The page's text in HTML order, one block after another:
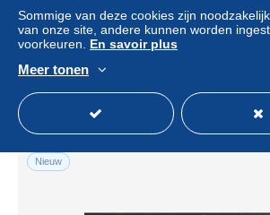
1893. Italian colony -
± US$ 18,49
Statuut
Nieuw
Sommige van deze cookies zijn
van onze site, andere kunnen worden
voorkeuren. En savoir plus
Meer tonen